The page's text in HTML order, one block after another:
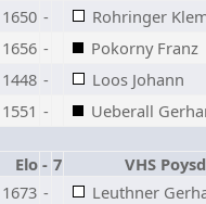
1650 -
Rohringer
1656 -
Pokorny Franz
1448 -
Loos Johann
1551 -
Ueberall
Elo - 7
VHS
1673 -
Leuthner